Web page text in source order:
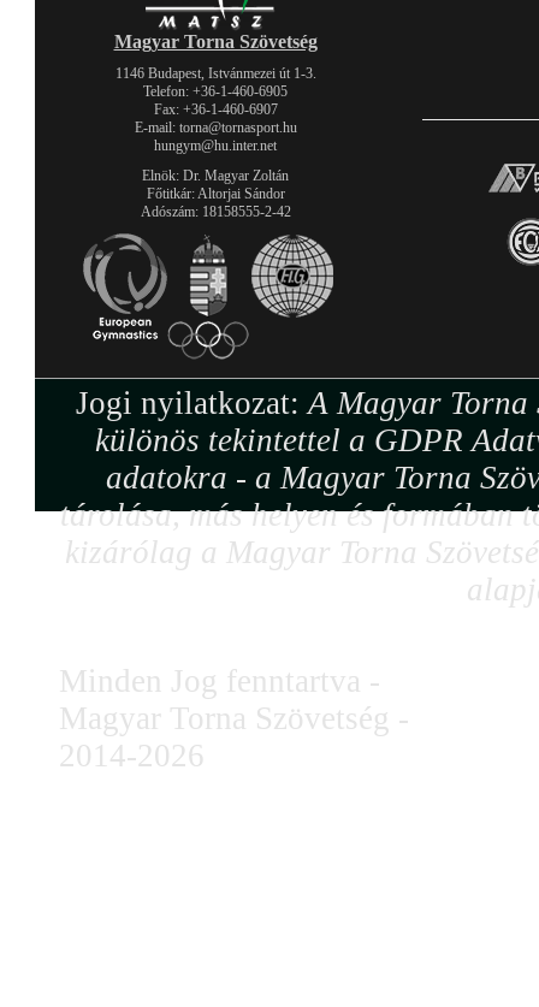
Magyar Torna Szövetség
1146 Budapest, Istvánmezei út 1-3.
Telefon: +36-1-460-6905
Fax: +36-1-460-6907
E-mail: torna@tornasport.hu
hungym@hu.inter.net
Elnök: Dr. Magyar Zoltán
Főtitkár: Altorjai Sándor
Adószám: 18158555-2-42
Jogi nyilatkozat:A Magyar Torna
különös tekintettel a GDPR
adatokra - a Magyar Torna
tárolása, más helyen és formában
kizárólag a Magyar Torna
Minden Jog fenntartva -
Magyar Torna Szövetség -
2014-2026